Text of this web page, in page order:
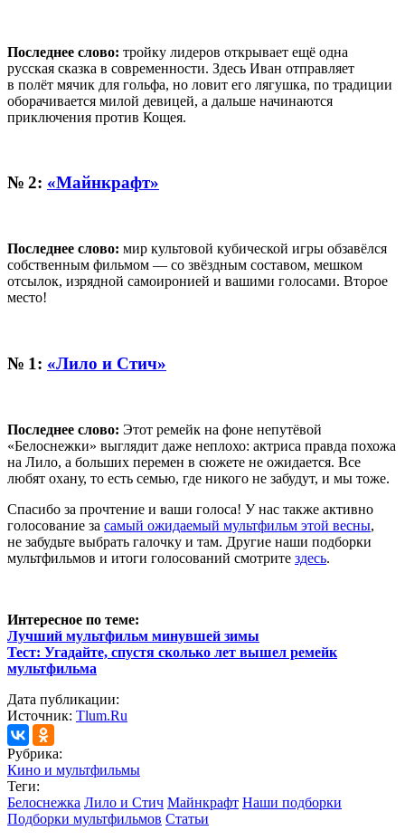
Последнее слово: тройку лидеров открывает ещё одна
русская сказка в современности. Здесь Иван отправляет
в полёт мячик для гольфа, но ловит его лягушка, по традиции
оборачивается милой девицей, а дальше начинаются
приключения против Кощея.
№ 2: «Майнкрафт»
Последнее слово: мир культовой кубической игры обзавёлся
собственным фильмом — со звёздным составом, мешком
отсылок, изрядной самоиронией и вашими голосами. Второе
место!
№ 1: «Лило и Стич»
Последнее слово: Этот ремейк на фоне непутёвой
«Белоснежки» выглядит даже неплохо: актриса правда похожа
на Лило, а больших перемен в сюжете не ожидается. Все
любят охану, то есть семью, где никого не забудут, и мы тоже.
Спасибо за прочтение и ваши голоса! У нас также активно
голосование за самый ожидаемый мультфильм этой весны,
не забудьте выбрать галочку и там. Другие наши подборки
мультфильмов и итоги голосований смотрите здесь.
Интересное по теме:
Лучший мультфильм минувшей зимы
Тест: Угадайте, спустя сколько лет вышел ремейк
мультфильма
Дата публикации:
Источник: Tlum.Ru
Рубрика:
Кино и мультфильмы
Теги:
Белоснежка Лило и Стич Майнкрафт Наши подборки
Подборки мультфильмов Статьи